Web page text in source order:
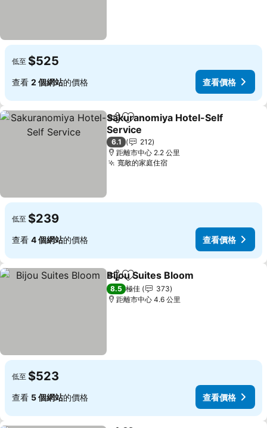
低至 $525
查看 2 個網站的價格 查看價格
分享 放到收藏夾
Sakuranomiya Hotel-Self
Service
查看價格
6.1
212
距離市中心 2.2 公里
寬敞的家庭住宿查看價格
低至 $239
查看 4 個網站的價格 查看價格
分享 放到收藏夾
Bijou Suites Bloom
8.5 極佳
373
距離市中心 4.6 公里
低至 $523
查看 5 個網站的價格 查看價格